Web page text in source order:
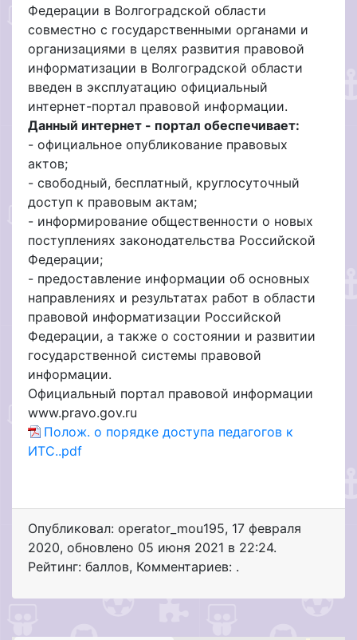
Федерации в Волгоградской области
совместно с государственными органами и
организациями в целях развития правовой
информатизации в Волгоградской области
введен в эксплуатацию официальный
интернет-портал правовой информации.
Данный интернет - портал обеспечивает:
- официальное опубликование правовых
актов;
- свободный, бесплатный, круглосуточный
доступ к правовым актам;
- информирование общественности о новых
поступлениях законодательства Российской
Федерации;
- предоставление информации об основных
направлениях и результатах работ в области
правовой информатизации Российской
Федерации, а также о состоянии и развитии
государственной системы правовой
информации.
Официальный портал правовой информации
www.pravo.gov.ru
Полож. о порядке доступа педагогов к
ИТС..pdf
Опубликовал: operator_mou195, 17 февраля
2020, обновлено 05 июня 2021 в 22:24.
Рейтинг: баллов, Комментариев: .